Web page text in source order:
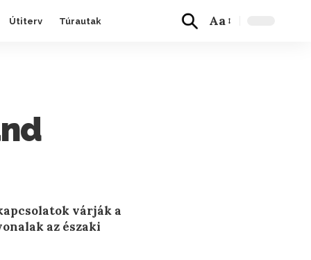
Útiterv Túrautak Aa
várják a
az északi